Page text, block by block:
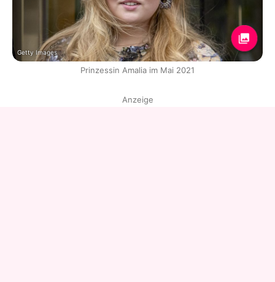
Getty Images
Prinzessin Amalia im Mai 2021
Anzeige